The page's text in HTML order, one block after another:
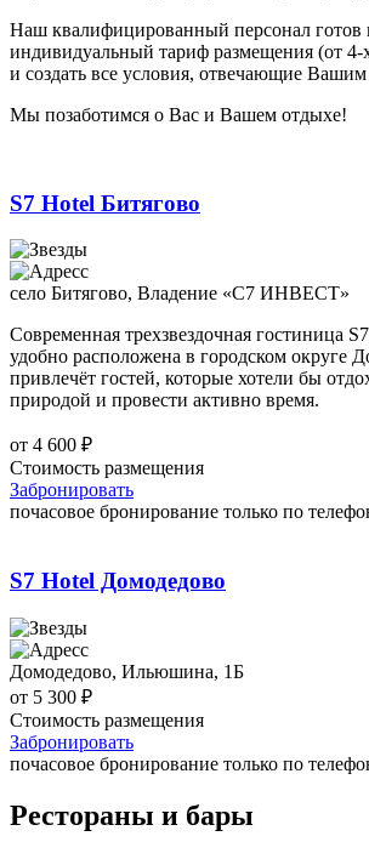
Наш квалифицированный персонал готов
индивидуальный тариф размещения (от 4-
и создать все условия, отвечающие
Мы позаботимся о Вас и Вашем отдыхе!
S7 Hotel Битягово
село Битягово, Владение «С7 ИНВЕСТ»
Современная трехзвездочная гостиница
удобно расположена в городском округе
привлечёт гостей, которые хотели бы
природой и провести активно время.
от 4 600 ₽
Стоимость размещения
Забронировать
почасовое бронирование только по
S7 Hotel Домодедово
Домодедово, Ильюшина, 1Б
от 5 300 ₽
Стоимость размещения
Забронировать
почасовое бронирование только по
Рестораны и бары